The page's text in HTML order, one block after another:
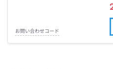
お問い合わせコード